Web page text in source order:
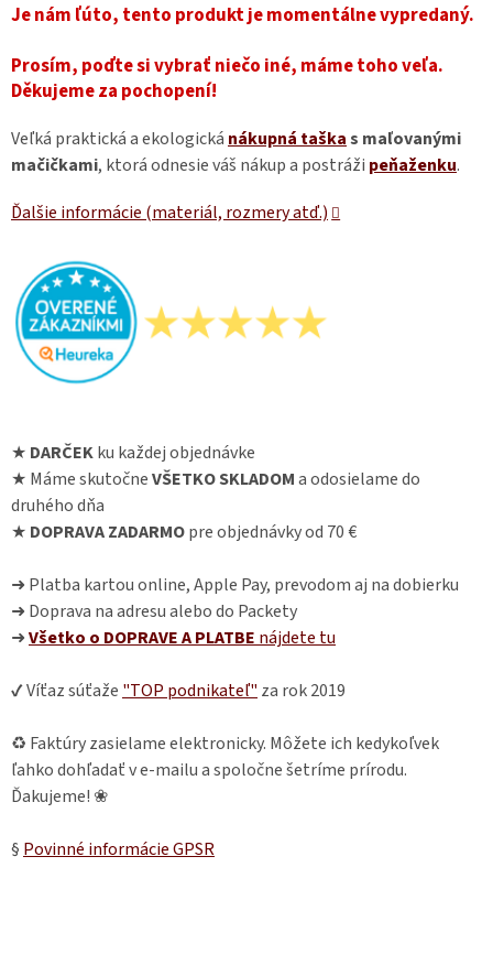
Je nám ľúto, tento produkt je momentálne vypredaný.
Prosím, poďte si vybrať niečo iné, máme toho veľa.
Děkujeme za pochopení!
Veľká praktická a ekologická nákupná taškas maľovanými
mačičkami, ktorá odnesie váš nákup a postráži peňaženku.
Ďalšie informácie (materiál, rozmery atď.)
★ DARČEKku každej objednávke
★ Máme skutočneVŠETKO SKLADOMa odosielame do
druhého dňa
★ DOPRAVA ZADARMOpre objednávky od 70 €
➜ Platba kartou online, Apple Pay, prevodom aj na dobierku
➜ Doprava na adresu alebo do Packety
➜Všetko o DOPRAVE A PLATBE nájdete tu
✔ Víťaz súťaže "TOP podnikateľ" za rok 2019
♻ Faktúry zasielame elektronicky. Môžete ich kedykoľvek
ľahko dohľadať v e-mailu a spoločne šetríme prírodu.
Ďakujeme! ❀
§ Povinné informácie GPSR